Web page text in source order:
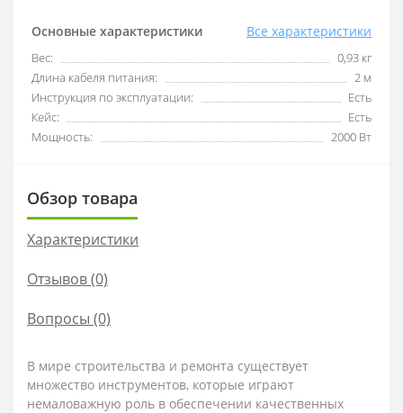
Основные характеристики Все характеристики
Вес:
0,93 кг
Длина кабеля питания:
2 м
Инструкция по эксплуатации:
Есть
Кейс:
Есть
Мощность:
2000 Вт
Обзор товара
Характеристики
Отзывов (0)
Вопросы (0)
В мире строительства и ремонта существует
множество инструментов, которые играют
немаловажную роль в обеспечении качественных